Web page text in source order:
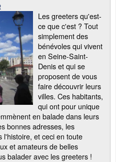
Les greeters qu'est-
ce que c'est ? Tout
simplement des
bénévoles qui vivent
en Seine-Saint-
Denis et qui se
proposent de vous
faire découvrir leurs
villes. Ces habitants,
qui ont pour unique
en balade dans leurs
bonnes adresses, les
l'histoire, et ceci en toute
et amateurs de belles
balader avec les greeters !